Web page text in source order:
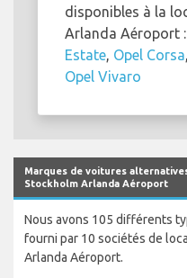
disponibles à la
Arlanda Aéroport :
Estate, Opel Corsa,
Opel Vivaro
Marques de voitures
Stockholm Arlanda Aéroport
Nous avons 105 différents
fourni par 10 sociétés de
Arlanda Aéroport.